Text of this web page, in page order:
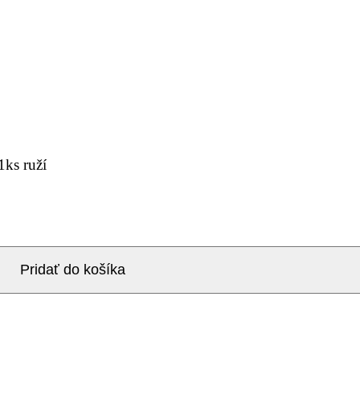
ruží
Pridať do košíka